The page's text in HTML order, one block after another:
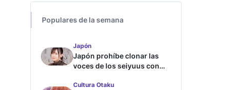
Populares de la semana
Japón
Japón prohíbe clonar las
voces de los seiyuus con
Cultura Otaku